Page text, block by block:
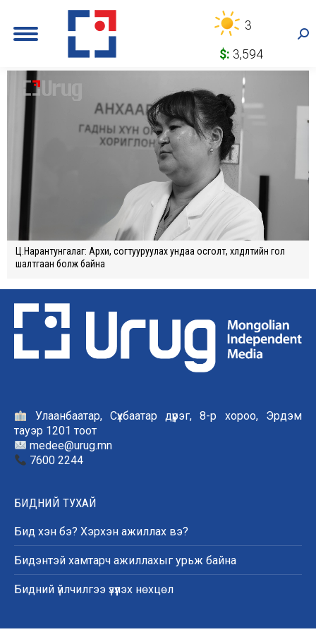
3
$: 3,594
Ц.Нарантунгалаг: Архи, согтууруулах ундаа осголт, хөлдөлтийн гол
шалтгаан болж байна
Улаанбаатар, Сүхбаатар дүүрэг, 8-р хороо, Эрдэм
тауэр 1201 тоот
medee@urug.mn
7600 2244
БИДНИЙ ТУХАЙ
Бид хэн бэ? Хэрхэн ажиллах вэ?
Бидэнтэй хамтарч ажиллахыг урьж байна
Бидний үйлчилгээ үзүүлэх нөхцөл